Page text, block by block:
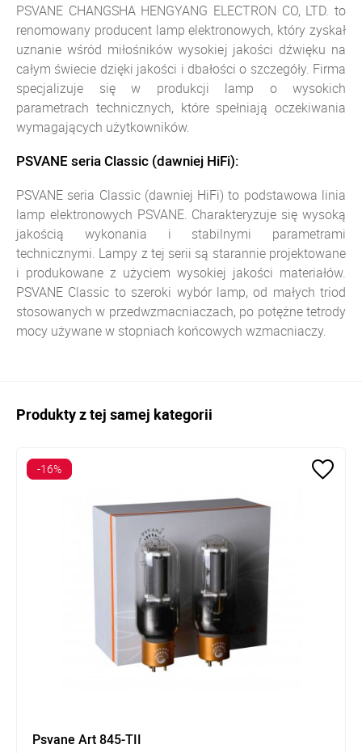
PSVANE CHANGSHA HENGYANG ELECTRON CO, LTD. to
renomowany producent lamp elektronowych, który zyskał
uznanie wśród miłośników wysokiej jakości dźwięku na
całym świecie dzięki jakości i dbałości o szczegóły. Firma
specjalizuje się w produkcji lamp o wysokich
parametrach technicznych, które spełniają oczekiwania
wymagających użytkowników.
PSVANE seria Classic (dawniej HiFi):
PSVANE seria Classic (dawniej HiFi) to podstawowa linia
lamp elektronowych PSVANE. Charakteryzuje się wysoką
jakością wykonania i stabilnymi parametrami
technicznymi. Lampy z tej serii są starannie projektowane
i produkowane z użyciem wysokiej jakości materiałów.
PSVANE Classic to szeroki wybór lamp, od małych triod
stosowanych w przedwzmacniaczach, po potężne tetrody
mocy używane w stopniach końcowych wzmacniaczy.
Produkty z tej samej kategorii
Psvane Art 845-TII
-16%